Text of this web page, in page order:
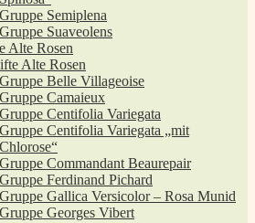
Gruppe Semiplena
Gruppe Suaveolens
Alte Rosen
Alte Rosen
Gruppe Belle Villageoise
Gruppe Camaieux
Gruppe Centifolia Variegata
Gruppe Centifolia Variegata „mit
Chlorose“
Gruppe Commandant Beaurepair
Gruppe Ferdinand Pichard
Gruppe Gallica Versicolor – Rosa Munid
Gruppe Georges Vibert